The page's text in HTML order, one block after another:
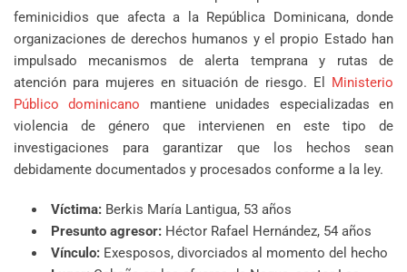
feminicidios que afecta a la República Dominicana, donde
organizaciones de derechos humanos y el propio Estado han
impulsado mecanismos de alerta temprana y rutas de
atención para mujeres en situación de riesgo. El Ministerio
Público dominicano mantiene unidades especializadas en
violencia de género que intervienen en este tipo de
investigaciones para garantizar que los hechos sean
debidamente documentados y procesados conforme a la ley.
Víctima: Berkis María Lantigua, 53 años
Presunto agresor: Héctor Rafael Hernández, 54 años
Vínculo: Exesposos, divorciados al momento del hecho